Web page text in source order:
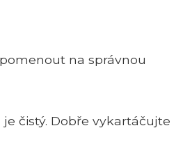
na správnou
čistý. Dobře vykartáčujte